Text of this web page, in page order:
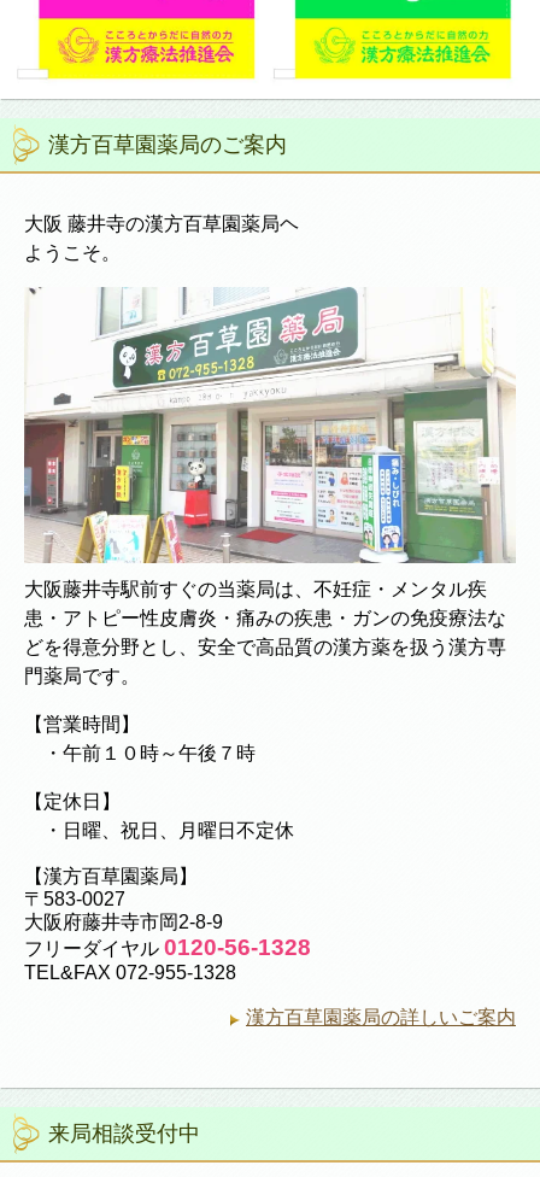
漢方百草園薬局のご案内
大阪 藤井寺の漢方百草園薬局ヘ
ようこそ。
大阪藤井寺駅前すぐの当薬局は、不妊症・メンタル疾
患・アトピー性皮膚炎・痛みの疾患・ガンの免疫療法な
どを得意分野とし、安全で高品質の漢方薬を扱う漢方専
門薬局です。
【営業時間】
・午前１０時～午後７時
【定休日】
・日曜、祝日、月曜日不定休
【漢方百草園薬局】
〒583-0027
大阪府藤井寺市岡2-8-9
フリーダイヤル 0120-56-1328
TEL&FAX 072-955-1328
漢方百草園薬局の詳しいご案内
来局相談受付中